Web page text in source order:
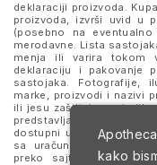
deklaraciji proizvoda.
proizvoda, izvrši uvid u
(posebno na
merodavne. Lista
menja ili varira tokom
deklaraciju i pakovanje
sastojaka. Fotografije,
marke, proizvodi i nazivi
ili jesu zaštitni znaci
predstavljaju deo
dostupni u svakom
sa uračunatim PDV-
preko sajta.
kako